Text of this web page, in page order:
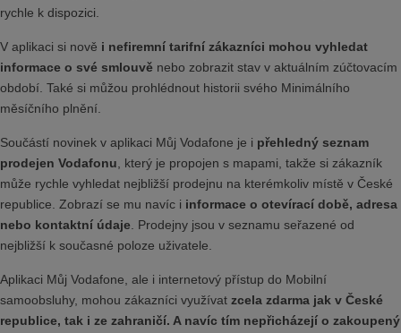
rychle k dispozici.
V aplikaci si nově i nefiremní tarifní zákazníci mohou vyhledat
informace o své smlouvě nebo zobrazit stav v aktuálním zúčtovacím
období. Také si můžou prohlédnout historii svého Minimálního
měsíčního plnění.
Součástí novinek v aplikaci Můj Vodafone je i přehledný seznam
prodejen Vodafonu , který je propojen s mapami, takže si zákazník
může rychle vyhledat nejbližší prodejnu na kterémkoliv místě v České
republice. Zobrazí se mu navíc i informace o otevírací době, adresa
nebo kontaktní údaje . Prodejny jsou v seznamu seřazené od
nejbližší k současné poloze uživatele.
Aplikaci Můj Vodafone, ale i internetový přístup do Mobilní
samoobsluhy, mohou zákazníci využívat zcela zdarma jak v České
republice, tak i ze zahraničí. A navíc tím nepřicházejí o zakoupený